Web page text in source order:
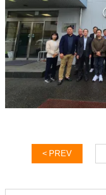
< PREV